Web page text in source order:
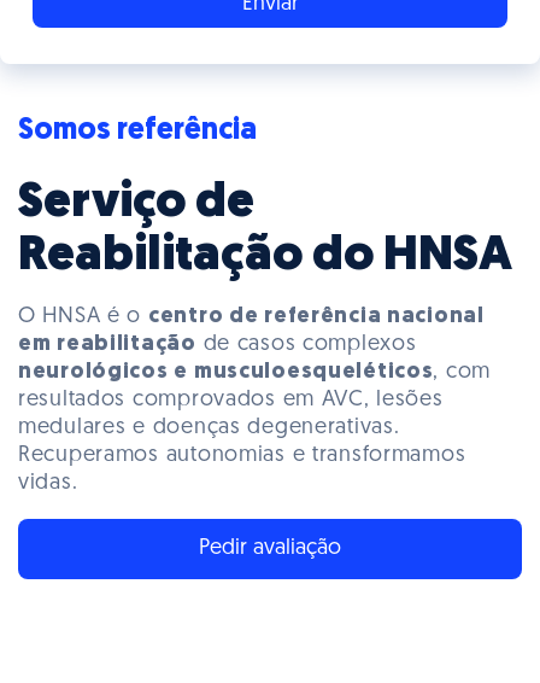
Somos referência
Serviço de
Reabilitação do HNSA
O HNSA é o centro de referência nacional
em reabilitação de casos complexos
neurológicos e musculoesqueléticos, com
resultados comprovados em AVC, lesões
medulares e doenças degenerativas.
Recuperamos autonomias e transformamos
vidas.
Pedir avaliação